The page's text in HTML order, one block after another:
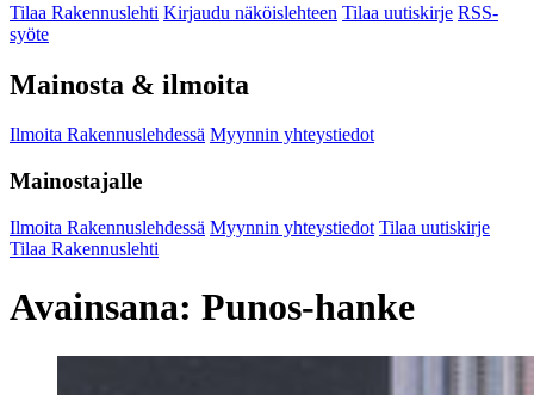
Tilaa Rakennuslehti Kirjaudu näköislehteen Tilaa uutiskirje RSS-
syöte
Mainosta & ilmoita
Ilmoita Rakennuslehdessä Myynnin yhteystiedot
Mainostajalle
Ilmoita Rakennuslehdessä Myynnin yhteystiedot Tilaa uutiskirje
Tilaa Rakennuslehti
Avainsana: Punos-hanke